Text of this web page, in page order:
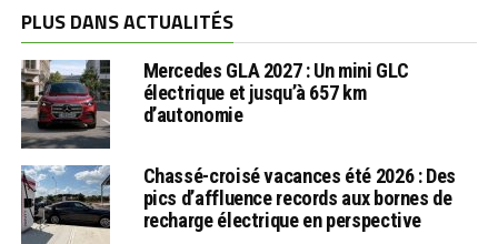
PLUS DANS ACTUALITÉS
Mercedes GLA 2027 : Un mini GLC
électrique et jusqu’à 657 km
d’autonomie
Chassé-croisé vacances été 2026 : Des
pics d’affluence records aux bornes de
recharge électrique en perspective